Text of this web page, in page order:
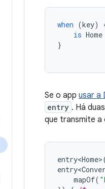
when (key)
is Home
}
Se o app usar a
entry . Há
que transmite a
entry<Home>
mapOf(